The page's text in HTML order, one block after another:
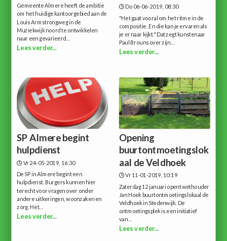
Gemeente Almere heeft de ambitie
om het huidige kantoorgebied aan de
Louis Armstrongweg in de
Muziekwijk noord te ontwikkelen
naar een gevarieerd...
Lees verder...
Do 06-06-2019, 08:30
"Het gaat vooral om het ritme in de
compositie. En die kan je ervaren als
je er naar kijkt." Dat zegt kunstenaar
Paul Brouns over zijn...
Lees verder...
SP Almere begint
hulpdienst
Vr 24-05-2019, 16:30
De SP in Almere begint een
hulpdienst. Burgers kunnen hier
terecht voor vragen over onder
andere uitkeringen, woonzaken en
zorg. Het...
Lees verder...
Opening
buurtontmoetingslok
aal de Veldhoek
Vr 11-01-2019, 10:19
Zaterdag 12 januari opent wethouder
Jan Hoek buurtontmoetingslokaal de
Veldhoek in Stedenwijk. De
ontmoetingsplek is een initiatief
van...
Lees verder...